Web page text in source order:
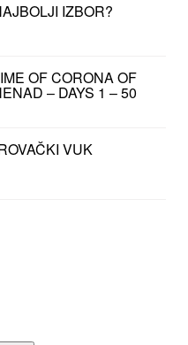
IZBOR?
OF CORONA OF
– DAYS 1 – 50
VUK